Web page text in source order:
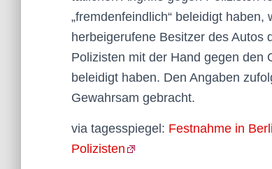
„fremdenfeindlich“ beleidigt
herbeigerufene Besitzer des Autos
Polizisten mit der Hand gegen den
beleidigt haben. Den Angaben
Gewahrsam gebracht.
via tagesspiegel: Festnahme in
Polizisten